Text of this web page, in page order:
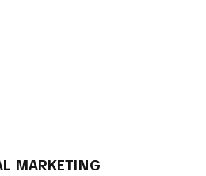
MARKETING